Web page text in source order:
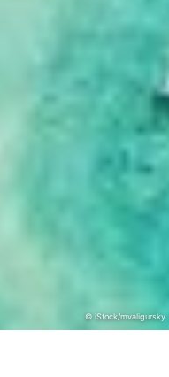
© iStock/mvaligursky